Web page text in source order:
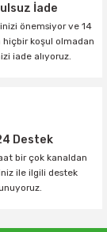
İade
önemsiyor ve 14
koşul olmadan
iade alıyoruz.
Destek
bir çok kanaldan
ile ilgili destek